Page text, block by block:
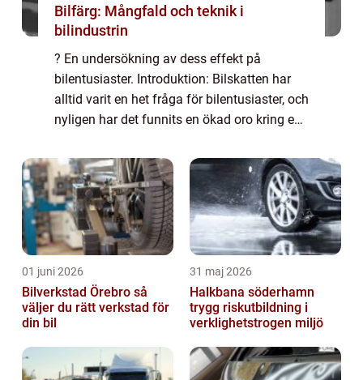
Bilfärg: Mångfald och teknik i
bilindustrin
? En undersökning av dess effekt på
bilentusiaster. Introduktion: Bilskatten har
alltid varit en het fråga för bilentusiaster, och
nyligen har det funnits en ökad oro kring en
bilar. Denna artikel syftar till...
01 juni 2026
Bilverkstad Örebro så
väljer du rätt verkstad för
din bil
31 maj 2026
Halkbana söderhamn
trygg riskutbildning i
verklighetstrogen miljö